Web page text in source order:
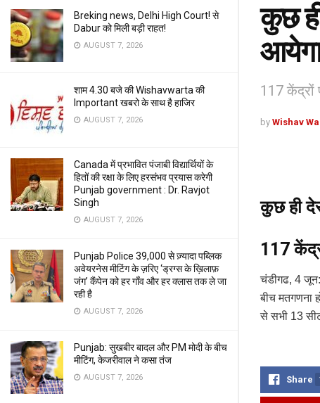
Breking news, Delhi High Court! से
Dabur को मिली बड़ी राहत!
AUGUST 7, 2026
शाम 4.30 बजे की Wishavwarta की
Important खबरो के साथ है हाजिर
AUGUST 7, 2026
Canada में प्रभावित पंजाबी विद्यार्थियों के
हितों की रक्षा के लिए हरसंभव प्रयास करेगी
Punjab government : Dr. Ravjot
Singh
AUGUST 7, 2026
Punjab Police 39,000 से ज़्यादा पब्लिक
अवेयरनेस मीटिंग के ज़रिए ‘ड्रग्स के ख़िलाफ़
जंग’ कैंपेन को हर गाँव और हर क्लास तक ले जा
रही है
AUGUST 7, 2026
Punjab: सुखबीर बादल और PM मोदी के बीच
मीटिंग, केजरीवाल ने कसा तंज
AUGUST 7, 2026
कुछ
117 केंद्रों
by Wishav
कुछ ही
117
चंडीगढ, 4 जून:
बीच मतगणना
से सभी 13
Share